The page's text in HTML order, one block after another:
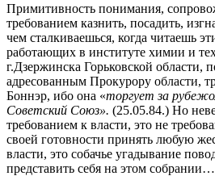
Примитивность понимания,
требованием казнить, посадить,
чем сталкиваешься, когда читаешь
работающих в институте химии и
г.Дзержинска Горьковской области,
адресованным Прокурору области,
Боннэр, ибо она «торгует за
Советский Союз». (25.05.84.) Но
требованием к власти, это не
своей готовности принять любую
власти, это собачье угадывание
представить себя на этом собрании…